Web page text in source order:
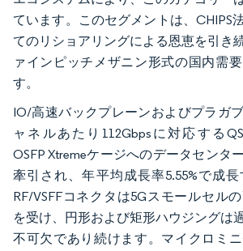
ています。このセグメントは、CHIPS
てのリショアリングによる恩恵を引き
ァインピッチメザニン形式の国内需
す。
IO/高速バックプレーンおよびプラガ
ャネルあたり112Gbpsに対応する
OSFP Xtremeケージへのデータセンタ
牽引され、年平均成長率5.55%で成長
RF/VSFFコネクタは5Gスモールセル
を受け、円形および矩形ハウジングは
不可欠であり続けます。マイクロミ